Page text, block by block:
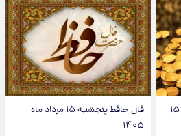
قیمت طلا و سکه امروز پنجشنبه ۱۵
فال حافظ پنجشنبه ۱۵ مرداد ماه
۱۴۰۵